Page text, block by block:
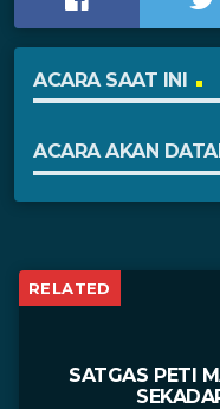
ACARA SAAT INI
ACARA AKAN
RELATED
SATGAS PETI